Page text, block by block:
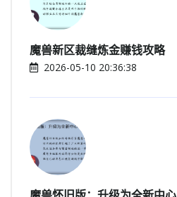
魔兽新区裁缝炼金赚钱攻略
2026-05-10 20:36:38